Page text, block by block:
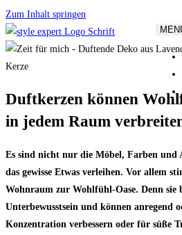
Zum Inhalt springen
Duftkerzen können
in jedem Raum
Es sind nicht nur die Möbel, Farben und
das gewisse Etwas verleihen. Vor allem
Wohnraum zur Wohlfühl-Oase. Denn sie
Unterbewusstsein und können anregend
Konzentration verbessern oder für süße